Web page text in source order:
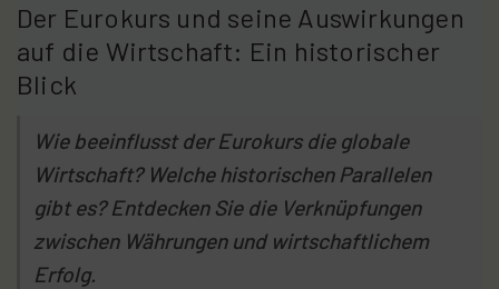
Der Eurokurs und seine Auswirkungen
auf die Wirtschaft: Ein historischer
Blick
Wie beeinflusst der Eurokurs die globale
Wirtschaft? Welche historischen Parallelen
gibt es? Entdecken Sie die Verknüpfungen
zwischen Währungen und wirtschaftlichem
Erfolg.